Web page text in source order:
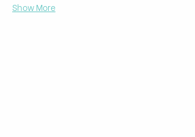
Show More